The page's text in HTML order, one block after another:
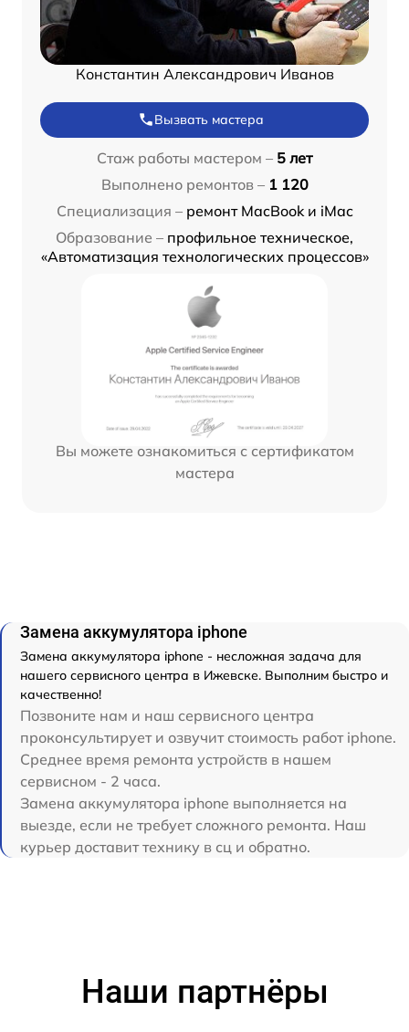
Константин Александрович Иванов
Вызвать мастера
Стаж работы мастером – 5 лет
Выполнено ремонтов – 1 120
Специализация – ремонт MacBook и iMac
Образование – профильное техническое,
«Автоматизация технологических процессов»
Вы можете ознакомиться с сертификатом
мастера
Замена аккумулятора iphone
Замена аккумулятора iphone - несложная задача для
нашего сервисного центра в Ижевске. Выполним быстро и
качественно!
Позвоните нам и наш сервисного центра
проконсультирует и озвучит стоимость работ iphone.
Среднее время ремонта устройств в нашем
сервисном - 2 часа.
Замена аккумулятора iphone выполняется на
выезде, если не требует сложного ремонта. Наш
курьер доставит технику в сц и обратно.
Наши партнёры